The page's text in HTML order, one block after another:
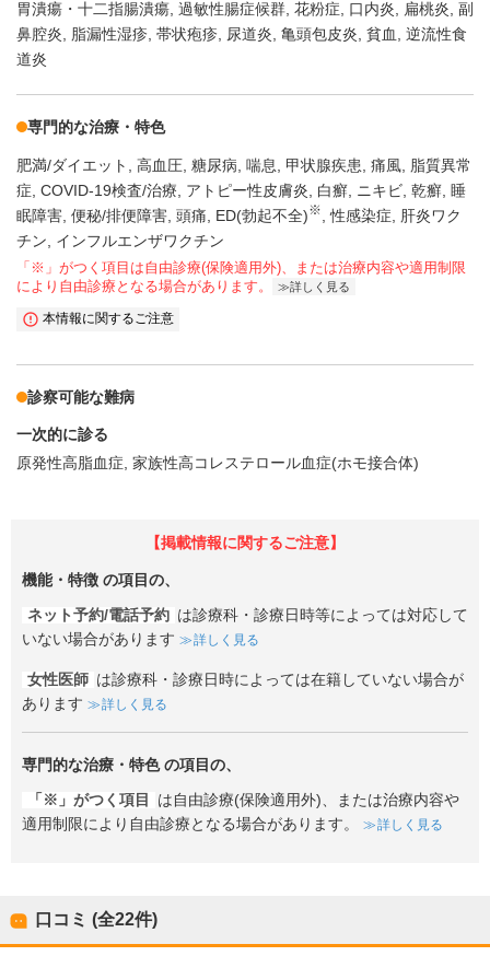
胃潰瘍・十二指腸潰瘍 過敏性腸症候群 花粉症 口内炎 扁桃炎 副
鼻腔炎
脂漏性湿疹 帯状疱疹 尿道炎 亀頭包皮炎 貧血
逆流性食
道炎
専門的な治療・特色
肥満/ダイエット 高血圧 糖尿病 喘息 甲状腺疾患 痛風 脂質異常
症 COVID-19検査/治療 アトピー性皮膚炎 白癬 ニキビ 乾癬 睡
眠障害 便秘/排便障害 頭痛 ED(勃起不全)※ 性感染症
肝炎ワク
チン
インフルエンザワクチン
「※」がつく項目は自由診療(保険適用外)、または治療内容や適用制限
により自由診療となる場合があります。
詳しく見る
本情報に関するご注意
診察可能な難病
一次的に診る
原発性高脂血症 家族性高コレステロール血症(ホモ接合体)
【掲載情報に関するご注意】
機能・特徴 の項目の、
ネット予約/電話予約 は診療科・診療日時等によっては対応して
いない場合があります
詳しく見る
女性医師 は診療科・診療日時によっては在籍していない場合が
あります
詳しく見る
専門的な治療・特色の項目の、
「※」がつく項目
は自由診療(保険適用外)、または治療内容や
適用制限により自由診療となる場合があります。
詳しく見る
口コミ (全22件)